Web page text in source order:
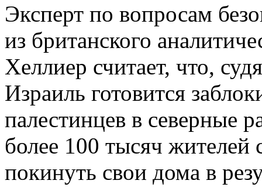
Эксперт по вопросам
из британского
Хеллиер считает, что,
Израиль готовится
палестинцев в
более 100 тысяч
покинуть свои дома в